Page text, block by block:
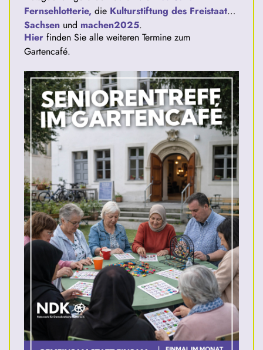
Fernsehlotterie, die Kulturstiftung des Freistaates
Sachsen und machen2025.
Hier finden Sie alle weiteren Termine zum
Gartencafé.